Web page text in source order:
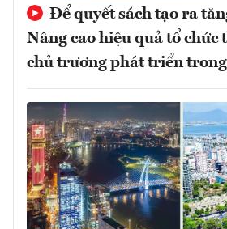
Để quyết sách tạo ra
Nâng cao hiệu quả tổ chức
chủ trương phát triển